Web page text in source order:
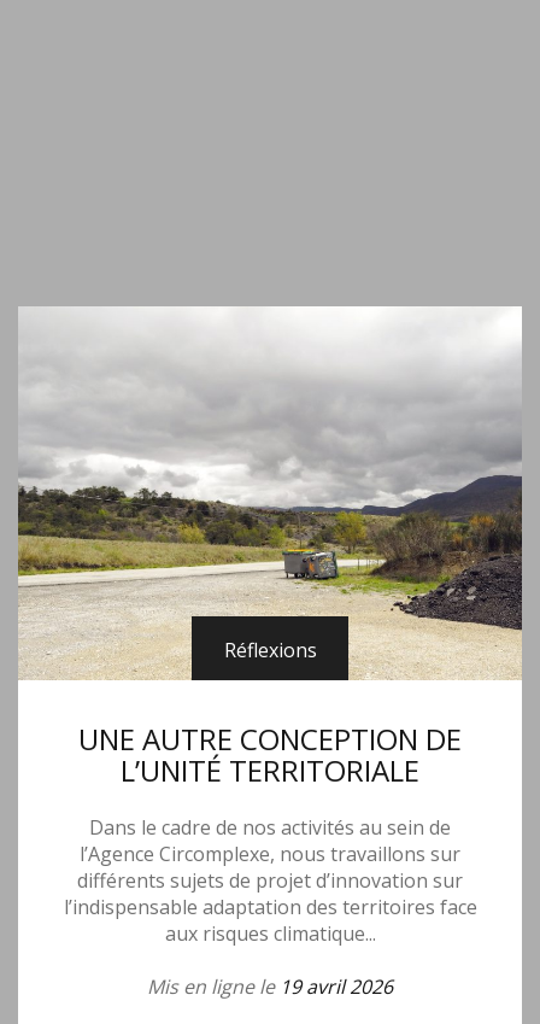
Réflexions
UNE AUTRE CONCEPTION DE
L’UNITÉ TERRITORIALE
Dans le cadre de nos activités au sein de
l’Agence Circomplexe, nous travaillons sur
différents sujets de projet d’innovation sur
l’indispensable adaptation des territoires face
aux risques climatique...
Mis en ligne le 19 avril 2026